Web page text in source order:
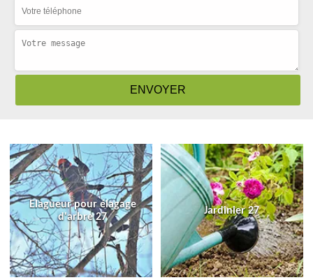
Elagueur pour élagage
d'arbre 27
Jardinier 27